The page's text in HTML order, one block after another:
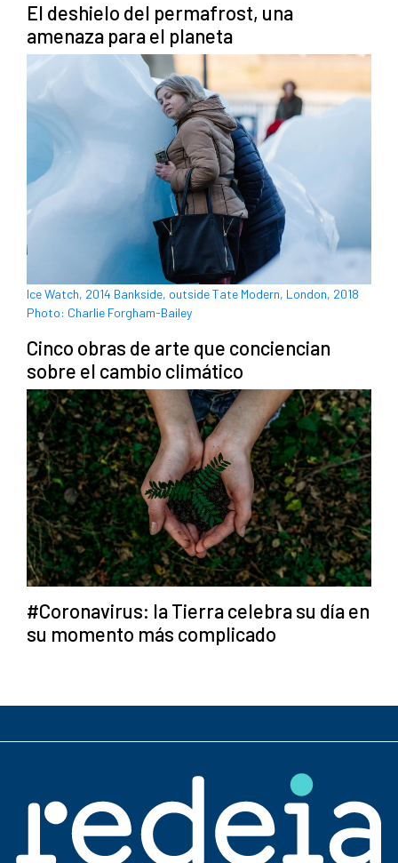
El deshielo del permafrost, una
amenaza para el planeta
Ice Watch, 2014 Bankside, outside Tate Modern, London, 2018
Photo: Charlie Forgham-Bailey
Cinco obras de arte que conciencian
sobre el cambio climático
#Coronavirus: la Tierra celebra su día en
su momento más complicado